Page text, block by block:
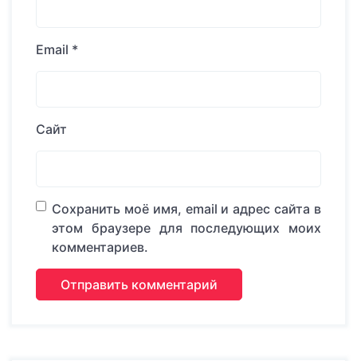
Email *
Сайт
Сохранить моё имя, email и адрес сайта в
этом браузере для последующих моих
комментариев.